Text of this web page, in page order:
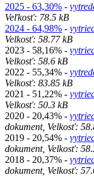
2025 - 63,30% -
Veľkosť: 78.5 kB
2024 - 64,98% -
Velkosť: 58.77 kB
2023 - 58,16% -
Velkosť: 58.6 kB
2022 - 55,34% -
Velkosť: 83.85 kB
2021 - 51,22% -
Velkosť: 50.3 kB
2020 - 20,43% -
dokument, Velkosť:
2019 - 20,54% -
dokument, Velkosť:
2018 - 20,37% -
dokument, Velkosť: